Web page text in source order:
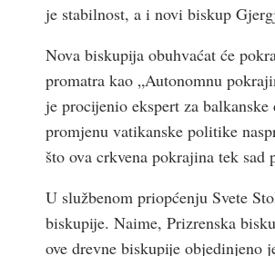
je stabilnost, a i novi biskup
Nova biskupija obuhvaćat će
promatra kao „Autonomnu
je procijenio ekspert za
promjenu vatikanske politike
što ova crkvena pokrajina tek sad
U službenom priopćenju Svete
biskupije. Naime, Prizrenska
ove drevne biskupije objedinjeno